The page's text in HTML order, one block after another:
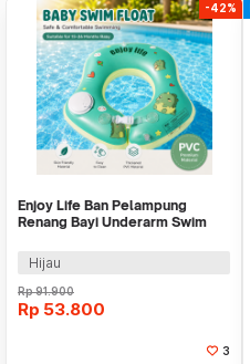
-42%
Enjoy Life Ban Pelampung
Renang Bayi Underarm Swim
Hijau
Rp91.900
Rp 53.800
3